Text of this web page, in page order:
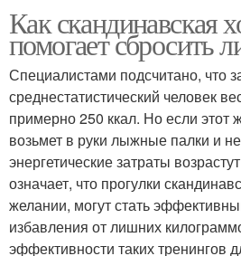
Ходьба для похудения
Активности при
похудении
Как скандинавская
помогает сбросить
Специалистами подсчитано, что
среднестатистический человек
примерно 250 ккал. Но если этот
возьмет в руки лыжные палки и
энергетические затраты
означает, что прогулки
желании, могут стать
избавления от лишних
эффективности таких тренингов